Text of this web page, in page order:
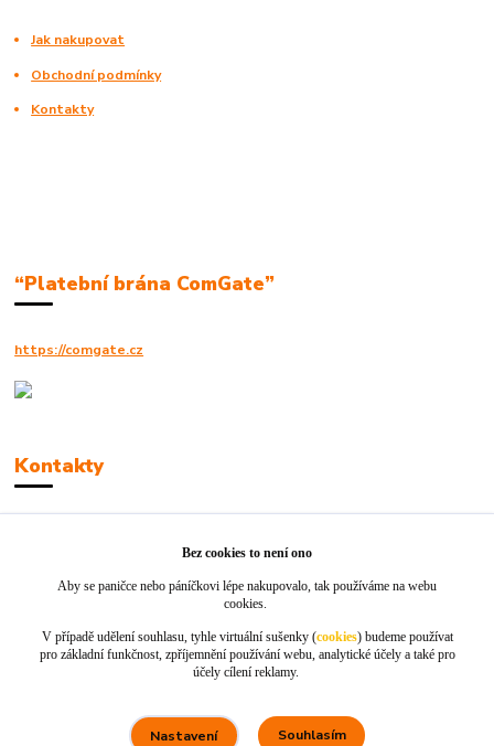
Jak nakupovat
Obchodní podmínky
Kontakty
“Platební brána ComGate”
https://comgate.cz
Kontakty
info@jackie-shop.cz
Bez cookies to není ono
Aby se paničce nebo páníčkovi lépe nakupovalo, tak používáme na webu
cookies.
V případě udělení souhlasu, tyhle virtuální sušenky (cookies) budeme používat
pro základní funkčnost, zpříjemnění používání webu, analytické účely a také pro
účely cílení reklamy.
Nastavení Souhlasím